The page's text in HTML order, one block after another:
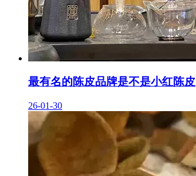
最有名的陈皮品牌是不是小红陈皮
26-01-30